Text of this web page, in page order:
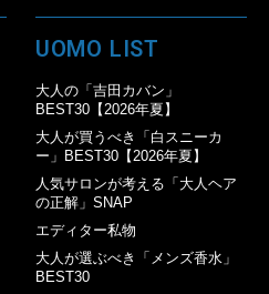
UOMO LIST
大人の「吉田カバン」
BEST30【2026年夏】
大人が買うべき「白スニーカ
ー」BEST30【2026年夏】
人気サロンが考える「大人ヘア
の正解」SNAP
エディター私物
大人が選ぶべき「メンズ香水」
BEST30